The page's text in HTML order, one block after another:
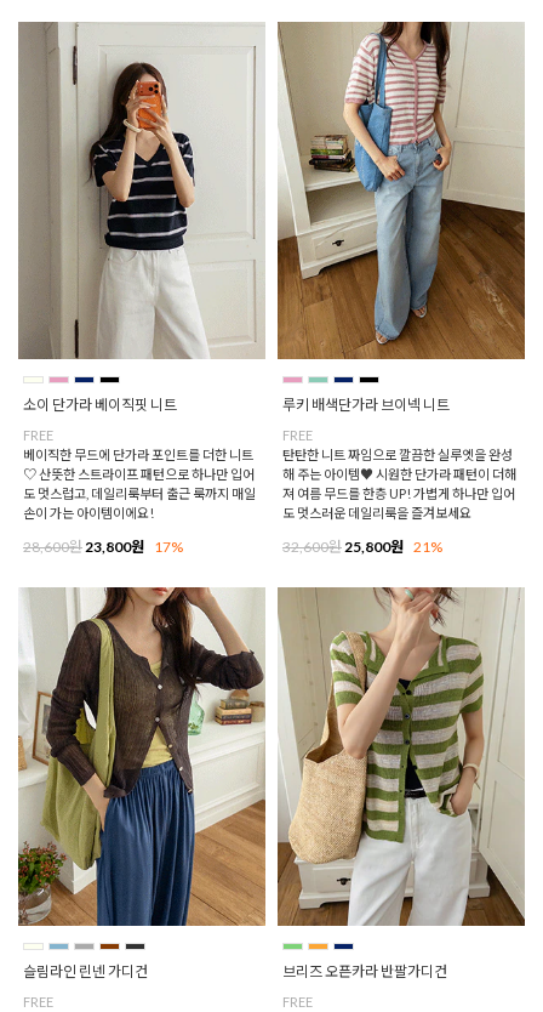
소이 단가라 베이직핏 니트
FREE
베이직한 무드에 단가라 포인트를 더한 니트
♡ 산뜻한 스트라이프 패턴으로 하나만 입어
도 멋스럽고, 데일리룩부터 출근 룩까지 매일
손이 가는 아이템이에요!
28,600원23,800원 17%
루키 배색단가라 브이넥 니트
FREE
탄탄한 니트 짜임으로 깔끔한 실루엣을 완성
해 주는 아이템♥ 시원한 단가라 패턴이 더해
져 여름 무드를 한층 UP! 가볍게 하나만 입어
도 멋스러운 데일리룩을 즐겨보세요
32,600원25,800원 21%
슬림라인 린넨 가디건
FREE
브리즈 오픈카라 반팔가디건
FREE